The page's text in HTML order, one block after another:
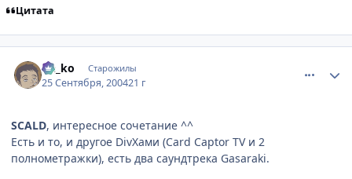
Цитата
Ge_ko Старожилы
25 Сентября, 200421 г
SCALD, интересное сочетание ^^
Есть и то, и другое DivXами (Card Captor TV и 2
полнометражки), есть два саундтрека Gasaraki.